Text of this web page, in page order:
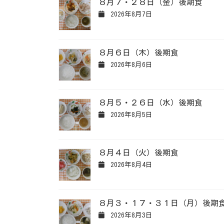
８月７・２８日（金）後期食
2026年8月7日
８月６日（木）後期食
2026年8月6日
８月５・２６日（水）後期食
2026年8月5日
８月４日（火）後期食
2026年8月4日
８月３・１７・３１日（月）後期
2026年8月3日